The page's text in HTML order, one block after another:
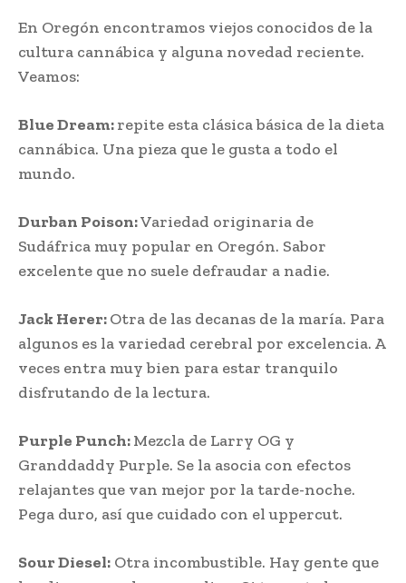
En Oregón encontramos viejos conocidos de la
cultura cannábica y alguna novedad reciente.
Veamos:
Blue Dream:repite esta clásica básica de la dieta
cannábica. Una pieza que le gusta a todo el
mundo.
Durban Poison:Variedad originaria de
Sudáfrica muy popular en Oregón. Sabor
excelente que no suele defraudar a nadie.
Jack Herer:Otra de las decanas de la maría. Para
algunos es la variedad cerebral por excelencia. A
veces entra muy bien para estar tranquilo
disfrutando de la lectura.
Purple Punch:Mezcla de Larry OG y
Granddaddy Purple. Se la asocia con efectos
relajantes que van mejor por la tarde-noche.
Pega duro, así que cuidado con el uppercut.
Sour Diesel: Otra incombustible. Hay gente que